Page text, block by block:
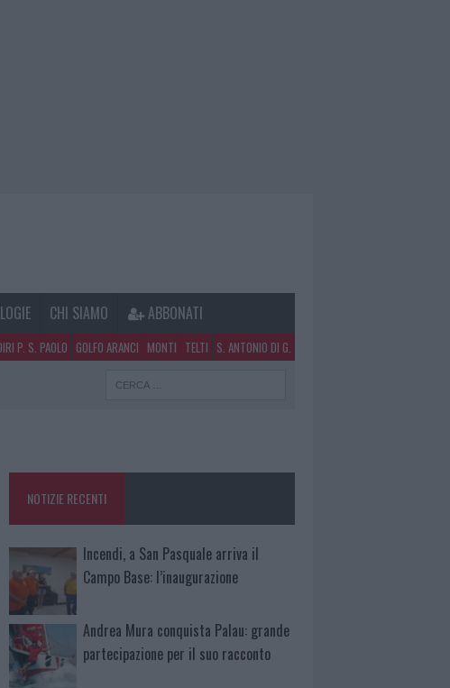
CHI SIAMO ABBONATI
P. S. PAOLO GOLFO ARANCI MONTI TELTI S. ANTONIO DI G.
NOTIZIE RECENTI
Incendi, a San Pasquale arriva il
Campo Base: l’inaugurazione
Andrea Mura conquista Palau: grande
partecipazione per il suo racconto